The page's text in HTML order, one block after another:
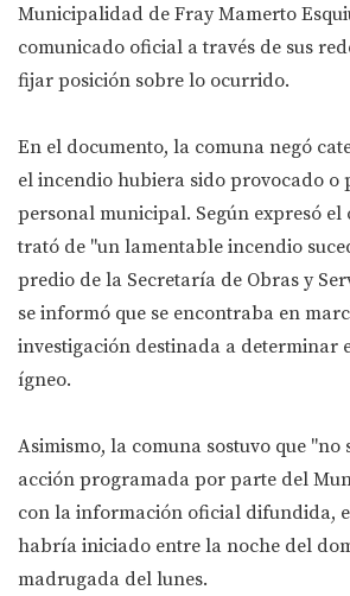
Municipalidad de Fray Mamerto
comunicado oficial a través de sus
fijar posición sobre lo ocurrido.
En el documento, la comuna negó
el incendio hubiera sido provocado
personal municipal. Según expresó el
trató de "un lamentable incendio
predio de la Secretaría de Obras y
se informó que se encontraba en
investigación destinada a determinar
ígneo.
Asimismo, la comuna sostuvo que "no
acción programada por parte del
con la información oficial difundida,
habría iniciado entre la noche del
madrugada del lunes.